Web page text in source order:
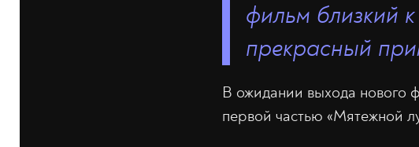
фильм близкий
прекрасный
В ожидании выхода нового
первой частью «Мятежной